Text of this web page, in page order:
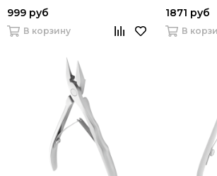
999 руб
В корзину
1871 руб
В